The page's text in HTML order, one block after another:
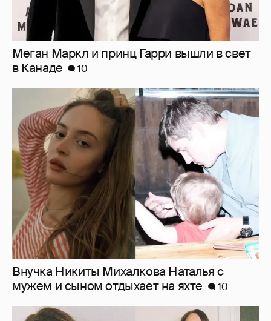
Внучка Никиты Михалкова Наталья с
мужем и сыном отдыхает на яхте